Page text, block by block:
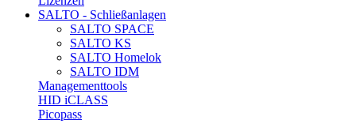
SALTO - Schließanlagen
SALTO SPACE
SALTO KS
SALTO Homelok
SALTO IDM
Managementtools
HID iCLASS
Picopass